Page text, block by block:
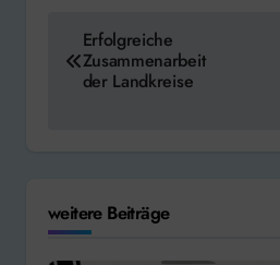
Beitragsnavigation
Erfolgreiche
Zusammenarbeit
der Landkreise
weitere Beiträge